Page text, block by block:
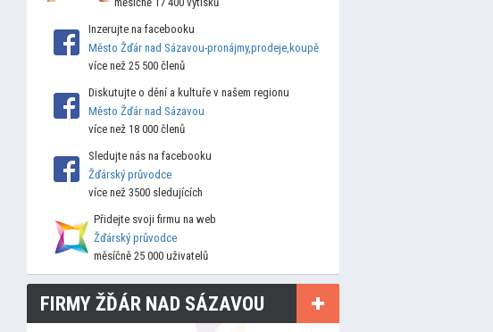
Inzerujte na facebooku
Město Žďár nad Sázavou-pronájmy,prodeje,koupě
více než 25 500 členů
Diskutujte o dění a kultuře v našem regionu
Město Žďár nad Sázavou
více než 18 000 členů
Sledujte nás na facebooku
Žďárský průvodce
více než 3500 sledujících
Přidejte svoji firmu na web
Žďárský průvodce
měsíčně 25 000 uživatelů
FIRMY ŽĎÁR NAD SÁZAVOU